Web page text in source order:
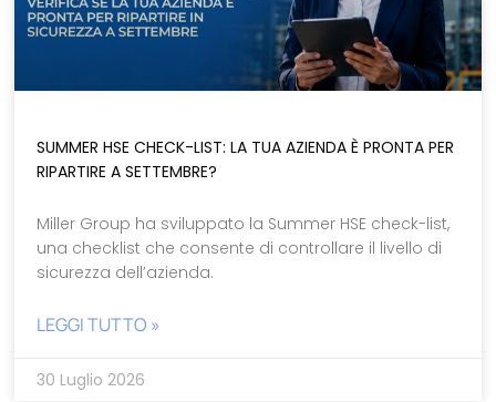
SUMMER HSE CHECK-LIST: LA TUA AZIENDA È PRONTA PER
RIPARTIRE A SETTEMBRE?
Miller Group ha sviluppato la Summer HSE check-list,
una checklist che consente di controllare il livello di
sicurezza dell’azienda.
LEGGI TUTTO »
30 Luglio 2026